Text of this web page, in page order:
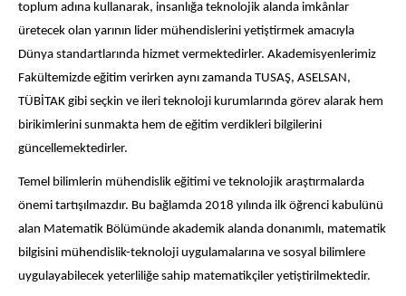
toplum adına kullanarak, insanlığa teknolojik alanda imkânlar
üretecek olan yarının lider mühendislerini yetiştirmek amacıyla
Dünya standartlarında hizmet vermektedirler. Akademisyenlerimiz
Fakültemizde eğitim verirken aynı zamanda TUSAŞ, ASELSAN,
TÜBİTAK gibi seçkin ve ileri teknoloji kurumlarında görev alarak hem
birikimlerini sunmakta hem de eğitim verdikleri bilgilerini
güncellemektedirler.
Temel bilimlerin mühendislik eğitimi ve teknolojik araştırmalarda
önemi tartışılmazdır. Bu bağlamda 2018 yılında ilk öğrenci kabulünü
alan Matematik Bölümünde akademik alanda donanımlı, matematik
bilgisini mühendislik-teknoloji uygulamalarına ve sosyal bilimlere
uygulayabilecek yeterliliğe sahip matematikçiler yetiştirilmektedir.